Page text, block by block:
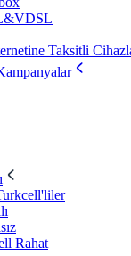
Taksitli
Rahat